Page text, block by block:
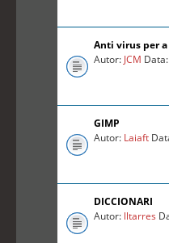
Anti virus per a
Autor: JCM
GIMP
Autor: Laiaft
DICCIONARI
Autor: lltarres